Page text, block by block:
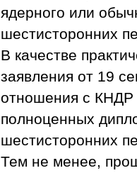
ядерного или
шестисторонних
В качестве
заявления от 19
отношения с КНДР
полноценных
шестисторонних
Тем не менее,